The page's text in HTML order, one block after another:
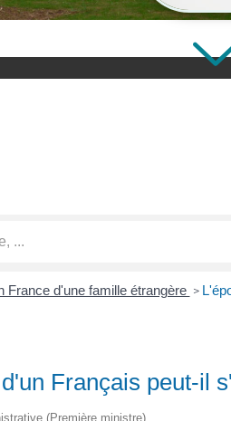
France d'une famille étrangère >
Français peut-il
(Première ministre)